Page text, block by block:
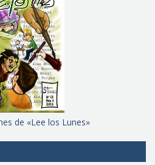
de «Lee los Lunes»